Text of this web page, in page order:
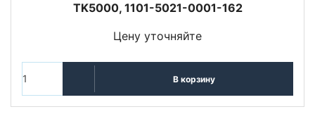
TK5000, 1101-5021-0001-162
Цену уточняйте
В корзину